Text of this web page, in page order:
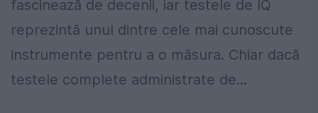
fascinează de decenii, iar testele de IQ
reprezintă unul dintre cele mai cunoscute
instrumente pentru a o măsura. Chiar dacă
testele complete administrate de...